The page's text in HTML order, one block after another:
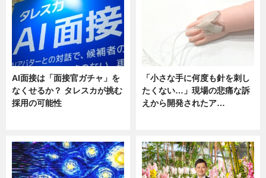
AI面接は「面接官ガチャ」を
なくせるか？ タレスカが挑む
採用の可能性
「小さな手に何度も針を刺し
たくない…」現場の悲痛な訴
えから開発されたア…